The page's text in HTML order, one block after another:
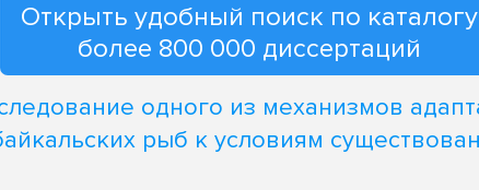
Открыть удобный поиск по каталогу
более 800 000 диссертаций
одного из механизмов
рыб к условиям